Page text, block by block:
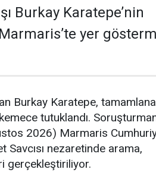
Burkay Karatepe’nin
yer
Burkay Karatepe,
tutuklandı.
2026) Marmaris
Savcısı nezaretinde arama,
gerçekleştiriliyor.